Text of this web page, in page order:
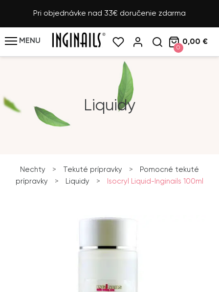
Pri objednávke nad 33€ doručenie zdarma
MENU
0
0,00 €
Liquidy
Nechty > Tekuté prípravky >
Pomocné tekuté
prípravky
> Liquidy > Isocryl Liquid-Inginails 100ml